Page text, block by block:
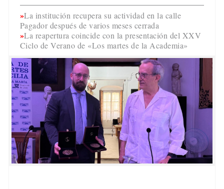
La institución recupera su actividad en la calle
Pagador después de varios meses cerrada
La reapertura coincide con la presentación del XXV
Ciclo de Verano de «Los martes de la Academia»